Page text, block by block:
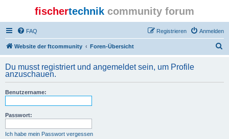
fischertechnik community forum
FAQ Anmelden
Registrieren
Website der ftcommunity Foren-Übersicht
h
Du musst registriert und angemeldet sein, um Profile
anzuschauen.
Benutzername:
Passwort:
Ich habe mein Passwort vergessen